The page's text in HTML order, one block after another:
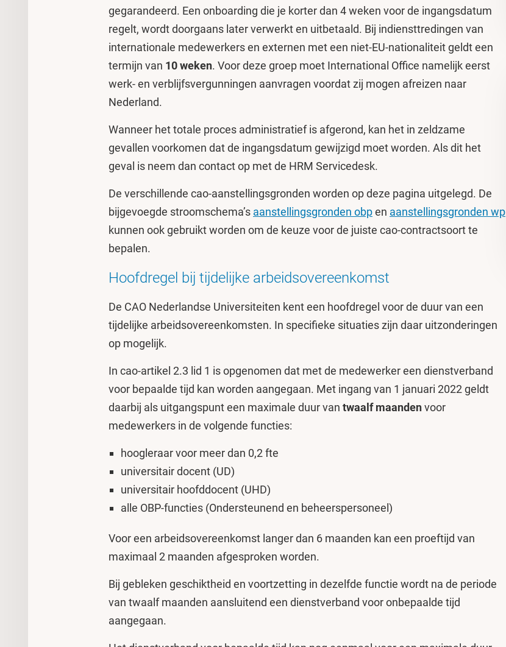
gegarandeerd. Een onboarding die je korter dan 4 weken voor de ingangsdatum
regelt, wordt doorgaans later verwerkt en uitbetaald. Bij indiensttredingen van
internationale medewerkers en externen met een niet-EU-nationaliteit geldt een
termijn van 10 weken. Voor deze groep moet International Office namelijk eerst
werk- en verblijfsvergunningen aanvragen voordat zij mogen afreizen naar
Nederland.
Wanneer het totale proces administratief is afgerond, kan het in zeldzame
gevallen voorkomen dat de ingangsdatum gewijzigd moet worden. Als dit het
geval is neem dan contact op met de HRM Servicedesk.
De verschillende cao-aanstellingsgronden worden op deze pagina uitgelegd. De
bijgevoegde stroomschema’s aanstellingsgronden obpen aanstellingsgronden wp
kunnen ook gebruikt worden om de keuze voor de juiste cao-contractsoort te
bepalen.
Hoofdregel bij tijdelijke arbeidsovereenkomst
De CAO Nederlandse Universiteiten kent een hoofdregel voor de duur van een
tijdelijke arbeidsovereenkomsten. In specifieke situaties zijn daar uitzonderingen
op mogelijk.
In cao-artikel 2.3 lid 1 is opgenomen dat met de medewerker een dienstverband
voor bepaalde tijd kan worden aangegaan. Met ingang van 1 januari 2022 geldt
daarbij als uitgangspunt een maximale duur van twaalf maandenvoor
medewerkers in de volgende functies:
hoogleraar voor meer dan 0,2 fte
universitair docent (UD)
universitair hoofddocent (UHD)
alle OBP-functies (Ondersteunend en beheerspersoneel)
Voor een arbeidsovereenkomst langer dan 6 maanden kan een proeftijd van
maximaal 2 maanden afgesproken worden.
Bij gebleken geschiktheid en voortzetting in dezelfde functie wordt na de periode
van twaalf maanden aansluitend een dienstverband voor onbepaalde tijd
aangegaan.